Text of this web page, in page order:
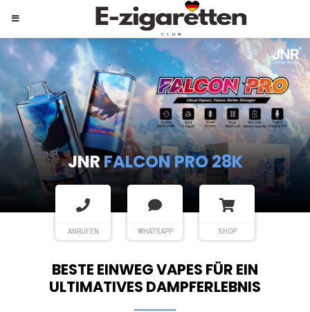
JNRSHISHA HOOKAH MAX
ANRUFEN WHATSAPP SHOP
BESTE EINWEG VAPES FÜR EIN
ULTIMATIVES DAMPFERLEBNIS